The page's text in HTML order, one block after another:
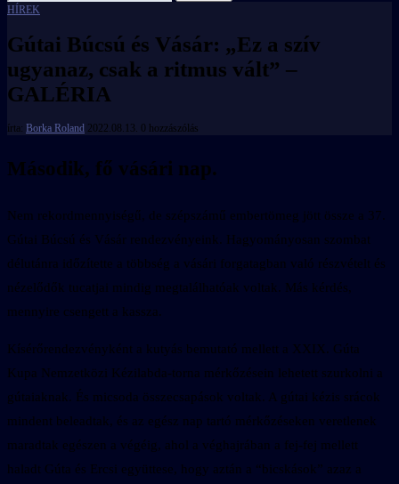
HÍREK
Gútai Búcsú és Vásár: „Ez a szív
ugyanaz, csak a ritmus vált” –
GALÉRIA
írta: Borka Roland 2022.08.13. 0 hozzászólás
Második, fő vásári nap.
Nem rekordmennyiségű, de szépszámű embertömeg jött össze a 37.
Gútai Búcsú és Vásár rendezvényeink. Hagyományosan szombat
délutánra időzítette a többség a vásári forgatagban való részvételt és
nézelődők tucatjai mindig megtalálhatóak voltak. Más kérdés,
mennyire csengett a kassza.
Kísérőrendezvényként a kutyás bemutató mellett a XXIX. Gúta
Kupa Nemzetközi Kézilabda-torna mérkőzésein lehetett szurkolni a
gútaiaknak. És micsoda összecsapások voltak. A gútai kézis srácok
mindent beleadtak, és az egész nap tartó mérkőzéseken veretlenek
maradtak egészen a végéig, ahol a véghajrában a fej-fej mellett
haladt Gúta és Ercsi együttese, hogy aztán a “bicskások” azaz a